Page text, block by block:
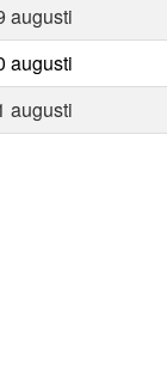
augusti
augusti
augusti